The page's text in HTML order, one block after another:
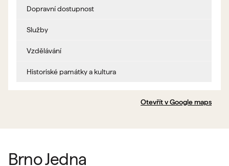
Dopravní dostupnost
Služby
Vzdělávání
Historiské památky a kultura
Otevřít v Google maps
Brno Jedna